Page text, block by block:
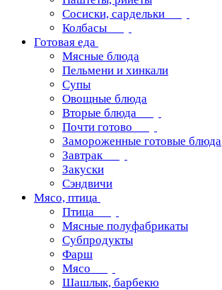
Сосиски, сардельки
Колбасы
Готовая еда
Мясные блюда
Пельмени и хинкали
Супы
Овощные блюда
Вторые блюда
Почти готово
Замороженные готовые блюда
Завтрак
Закуски
Сэндвичи
Мясо, птица
Птица
Мясные полуфабрикаты
Субпродукты
Фарш
Мясо
Шашлык, барбекю